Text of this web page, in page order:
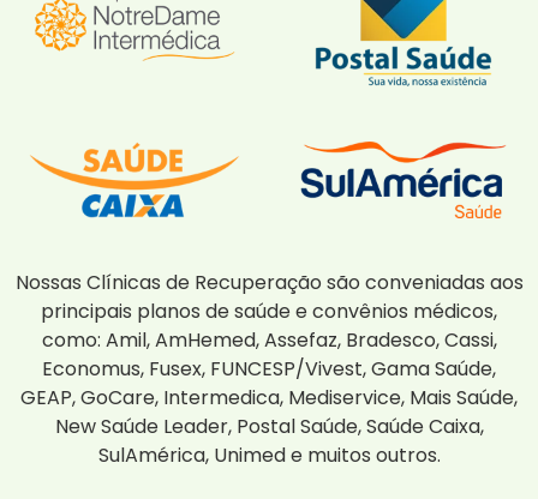
Nossas Clínicas de Recuperação são conveniadas aos
principais planos de saúde e convênios médicos,
como: Amil, AmHemed, Assefaz, Bradesco, Cassi,
Economus, Fusex, FUNCESP/Vivest, Gama Saúde,
GEAP, GoCare, Intermedica, Mediservice, Mais Saúde,
New Saúde Leader, Postal Saúde, Saúde Caixa,
SulAmérica, Unimed e muitos outros.